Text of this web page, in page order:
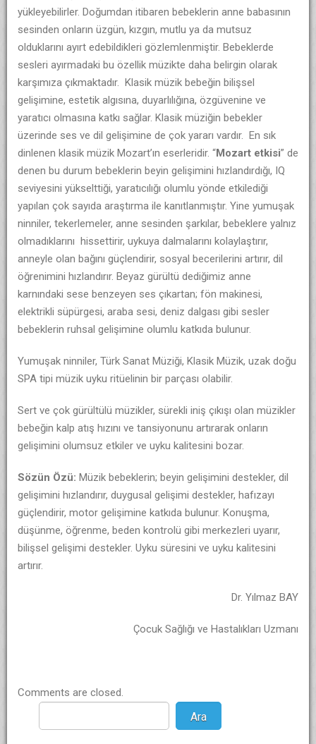
yükleyebilirler. Doğumdan itibaren bebeklerin anne babasının
sesinden onların üzgün, kızgın, mutlu ya da mutsuz
olduklarını ayırt edebildikleri gözlemlenmiştir. Bebeklerde
sesleri ayırmadaki bu özellik müzikte daha belirgin olarak
karşımıza çıkmaktadır. Klasik müzik bebeğin bilişsel
gelişimine, estetik algısına, duyarlılığına, özgüvenine ve
yaratıcı olmasına katkı sağlar. Klasik müziğin bebekler
üzerinde ses ve dil gelişimine de çok yararı vardır. En sık
dinlenen klasik müzik Mozart’ın eserleridir. “Mozart etkisi” de
denen bu durum bebeklerin beyin gelişimini hızlandırdığı, IQ
seviyesini yükselttiği, yaratıcılığı olumlu yönde etkilediği
yapılan çok sayıda araştırma ile kanıtlanmıştır. Yine yumuşak
ninniler, tekerlemeler, anne sesinden şarkılar, bebeklere yalnız
olmadıklarını hissettirir, uykuya dalmalarını kolaylaştırır,
anneyle olan bağını güçlendirir, sosyal becerilerini artırır, dil
öğrenimini hızlandırır. Beyaz gürültü dediğimiz anne
karnındaki sese benzeyen ses çıkartan; fön makinesi,
elektrikli süpürgesi, araba sesi, deniz dalgası gibi sesler
bebeklerin ruhsal gelişimine olumlu katkıda bulunur.
Yumuşak ninniler, Türk Sanat Müziği, Klasik Müzik, uzak doğu
SPA tipi müzik uyku ritüelinin bir parçası olabilir.
Sert ve çok gürültülü müzikler, sürekli iniş çıkışı olan müzikler
bebeğin kalp atış hızını ve tansiyonunu artırarak onların
gelişimini olumsuz etkiler ve uyku kalitesini bozar.
Sözün Özü: Müzik bebeklerin; beyin gelişimini destekler, dil
gelişimini hızlandırır, duygusal gelişimi destekler, hafızayı
güçlendirir, motor gelişimine katkıda bulunur. Konuşma,
düşünme, öğrenme, beden kontrolü gibi merkezleri uyarır,
bilişsel gelişimi destekler. Uyku süresini ve uyku kalitesini
artırır.
Dr. Yılmaz BAY
Çocuk Sağlığı ve Hastalıkları Uzmanı
Comments are closed.